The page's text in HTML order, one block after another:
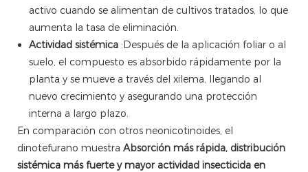
activo cuando se alimentan de cultivos tratados, lo que
aumenta la tasa de eliminación.
Actividad sistémica :Después de la aplicación foliar o al
suelo, el compuesto es absorbido rápidamente por la
planta y se mueve a través del xilema, llegando al
nuevo crecimiento y asegurando una protección
interna a largo plazo.
En comparación con otros neonicotinoides, el
dinotefurano muestra Absorción más rápida, distribución
sistémica más fuerte y mayor actividad insecticida en